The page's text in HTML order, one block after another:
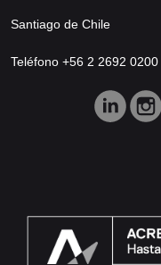
Santiago de Chile
Teléfono +56 2 2692 0200